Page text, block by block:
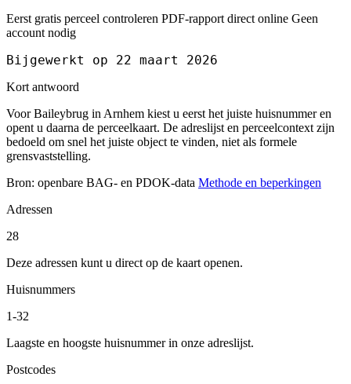
Eerst gratis perceel controleren PDF-rapport direct online Geen
account nodig
Bijgewerkt op 22 maart 2026
Kort antwoord
Voor Baileybrug in Arnhem kiest u eerst het juiste huisnummer en
opent u daarna de perceelkaart. De adreslijst en perceelcontext zijn
bedoeld om snel het juiste object te vinden, niet als formele
grensvaststelling.
Bron: openbare BAG- en PDOK-data Methode en beperkingen
Adressen
28
Deze adressen kunt u direct op de kaart openen.
Huisnummers
1-32
Laagste en hoogste huisnummer in onze adreslijst.
Postcodes